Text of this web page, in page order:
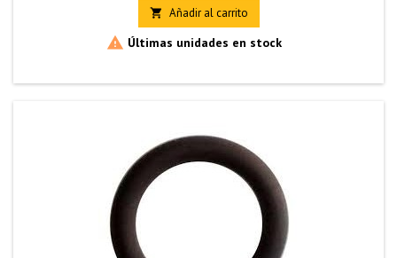
 Añadir al carrito
 Últimas unidades en stock